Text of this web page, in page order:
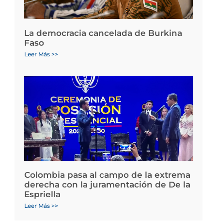
La democracia cancelada de Burkina
Faso
Leer Más >>
Colombia pasa al campo de la extrema
derecha con la juramentación de De la
Espriella
Leer Más >>